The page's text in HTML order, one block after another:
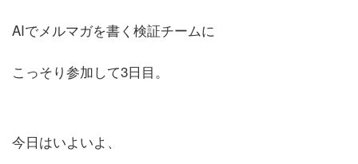
AIでメルマガを書く検証チームに
こっそり参加して3日目。
今日はいよいよ、